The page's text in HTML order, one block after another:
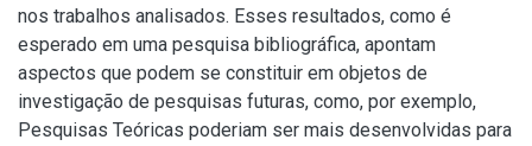
nos trabalhos analisados. Esses resultados, como é
esperado em uma pesquisa bibliográfica, apontam
aspectos que podem se constituir em objetos de
investigação de pesquisas futuras, como, por exemplo,
Pesquisas Teóricas poderiam ser mais desenvolvidas para